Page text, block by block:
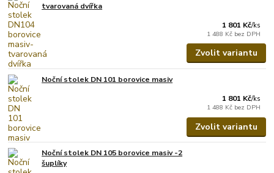
tvarovaná dvířka
1 801 Kč/ks
1 488 Kč bez DPH
Zvolit variantu
Noční stolek DN 101 borovice masiv
1 801 Kč/ks
1 488 Kč bez DPH
Zvolit variantu
Noční stolek DN 105 borovice masiv -2
šuplíky